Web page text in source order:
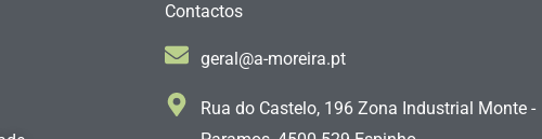
Contactos
geral@a-moreira.pt
Rua do Castelo, 196 Zona Industrial Monte -